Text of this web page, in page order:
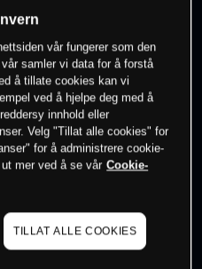
dette instrumentet
konto
in
vår fungerer som den
samler vi data for å forstå
å tillate cookies kan vi
ved å hjelpe deg med å
innhold eller
Velg "Tillat alle cookies" for
for å administrere cookie-
mer ved å se vår Cookie-
TILLAT ALLE COOKIES